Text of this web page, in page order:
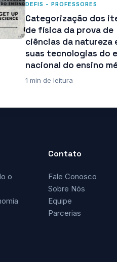
DEFIS - PROFESSORES
Categorização dos
de física da prova de
ciências da natureza
suas tecnologias do
nacional do ensino
1 min de leitura
o
Contato
Fale Conosco
Sobre Nós
Equipe
Parcerias